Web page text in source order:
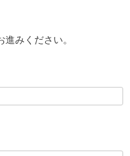
みください。